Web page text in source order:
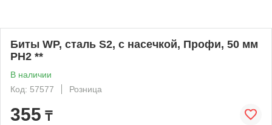
Биты WP, сталь S2, с насечкой, Профи, 50 мм
PH2 **
В наличии
Код: 57577
Розница
355 ₸